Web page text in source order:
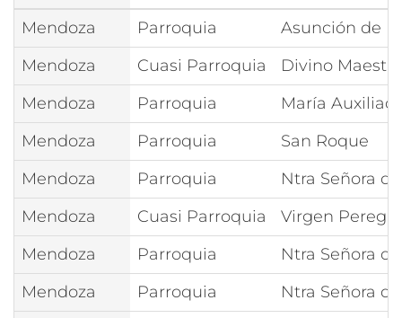
Mendoza
Parroquia
Asunción de
Mendoza
Cuasi Parroquia
Divino Maestro
Mendoza
Parroquia
María
Mendoza
Parroquia
San Roque
Mendoza
Parroquia
Ntra Señora
Mendoza
Cuasi Parroquia
Virgen
Mendoza
Parroquia
Ntra Señora
Mendoza
Parroquia
Ntra Señora